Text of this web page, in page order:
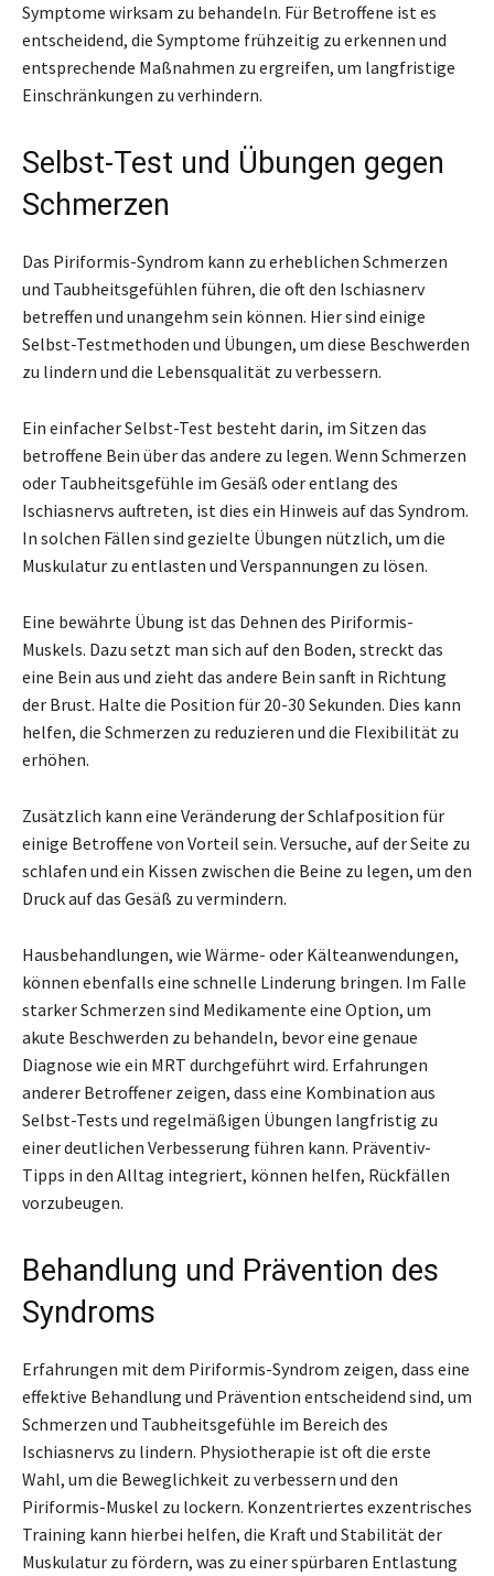
Symptome wirksam zu behandeln. Für Betroffene ist es
entscheidend, die Symptome frühzeitig zu erkennen und
entsprechende Maßnahmen zu ergreifen, um langfristige
Einschränkungen zu verhindern.
Selbst-Test und Übungen gegen
Schmerzen
Das Piriformis-Syndrom kann zu erheblichen Schmerzen
und Taubheitsgefühlen führen, die oft den Ischiasnerv
betreffen und unangehm sein können. Hier sind einige
Selbst-Testmethoden und Übungen, um diese Beschwerden
zu lindern und die Lebensqualität zu verbessern.
Ein einfacher Selbst-Test besteht darin, im Sitzen das
betroffene Bein über das andere zu legen. Wenn Schmerzen
oder Taubheitsgefühle im Gesäß oder entlang des
Ischiasnervs auftreten, ist dies ein Hinweis auf das Syndrom.
In solchen Fällen sind gezielte Übungen nützlich, um die
Muskulatur zu entlasten und Verspannungen zu lösen.
Eine bewährte Übung ist das Dehnen des Piriformis-
Muskels. Dazu setzt man sich auf den Boden, streckt das
eine Bein aus und zieht das andere Bein sanft in Richtung
der Brust. Halte die Position für 20-30 Sekunden. Dies kann
helfen, die Schmerzen zu reduzieren und die Flexibilität zu
erhöhen.
Zusätzlich kann eine Veränderung der Schlafposition für
einige Betroffene von Vorteil sein. Versuche, auf der Seite zu
schlafen und ein Kissen zwischen die Beine zu legen, um den
Druck auf das Gesäß zu vermindern.
Hausbehandlungen, wie Wärme- oder Kälteanwendungen,
können ebenfalls eine schnelle Linderung bringen. Im Falle
starker Schmerzen sind Medikamente eine Option, um
akute Beschwerden zu behandeln, bevor eine genaue
Diagnose wie ein MRT durchgeführt wird. Erfahrungen
anderer Betroffener zeigen, dass eine Kombination aus
Selbst-Tests und regelmäßigen Übungen langfristig zu
einer deutlichen Verbesserung führen kann. Präventiv-
Tipps in den Alltag integriert, können helfen, Rückfällen
vorzubeugen.
Behandlung und Prävention des
Syndroms
Erfahrungen mit dem Piriformis-Syndrom zeigen, dass eine
effektive Behandlung und Prävention entscheidend sind, um
Schmerzen und Taubheitsgefühle im Bereich des
Ischiasnervs zu lindern. Physiotherapie ist oft die erste
Wahl, um die Beweglichkeit zu verbessern und den
Piriformis-Muskel zu lockern. Konzentriertes exzentrisches
Training kann hierbei helfen, die Kraft und Stabilität der
Muskulatur zu fördern, was zu einer spürbaren Entlastung